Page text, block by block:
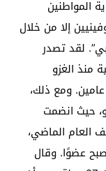
المواطنين
إلا من خلال
لقد تصدر
منذ الغزو
ومع ذلك،
حيث انضمت
العام الماضي،
عضوًا. وقال